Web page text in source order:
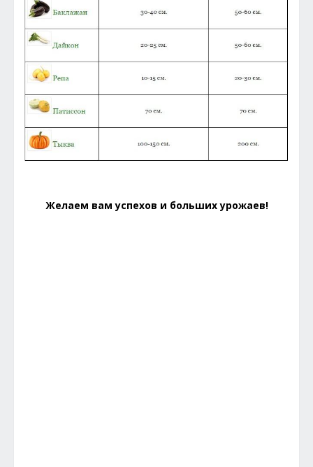
Желаем вам успехов и больших урожаев!